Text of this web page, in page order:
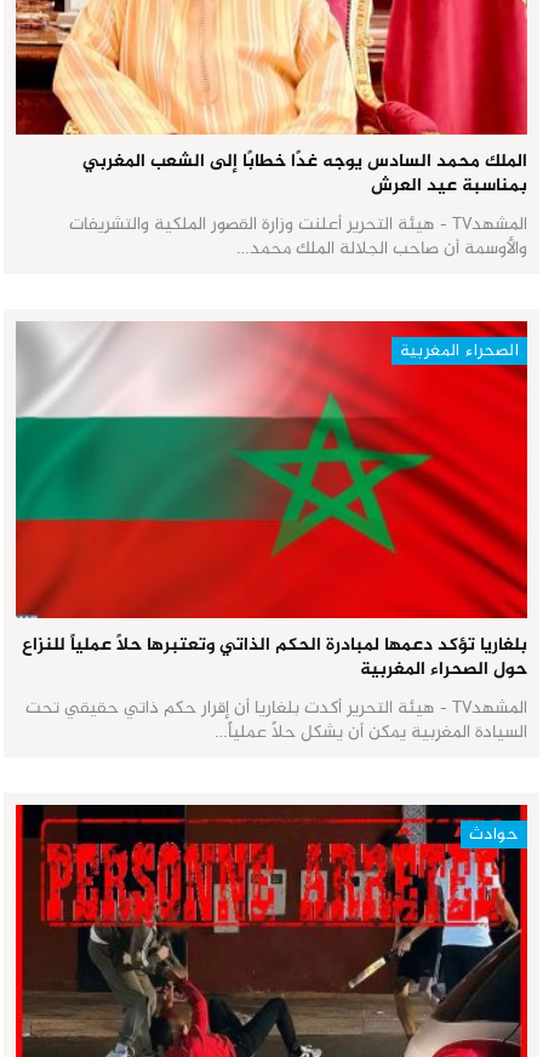
الملك محمد السادس يوجه غدًا خطابًا إلى الشعب المغربي
بمناسبة عيد العرش
المشهدTV - هيئة التحرير أعلنت وزارة القصور الملكية والتشريفات
والأوسمة أن صاحب الجلالة الملك محمد…
الصحراء المغربية
بلغاريا تؤكد دعمها لمبادرة الحكم الذاتي وتعتبرها حلاً عملياً للنزاع
حول الصحراء المغربية
المشهدTV - هيئة التحرير أكدت بلغاريا أن إقرار حكم ذاتي حقيقي تحت
السيادة المغربية يمكن أن يشكل حلاً عملياً…
حوادث